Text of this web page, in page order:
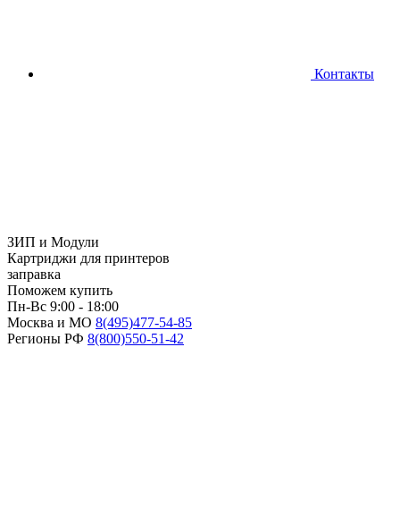
Контакты
ЗИП и Модули
Картриджи для принтеров
заправка
Поможем купить
Пн-Вс 9:00 - 18:00
Москва и МО 8(495)477-54-85
Регионы РФ 8(800)550-51-42